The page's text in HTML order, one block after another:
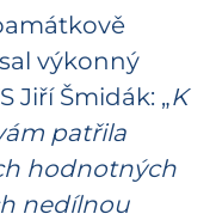
výkonný
Jiří Šmidák: „K
patřila
hodnotných
nedílnou